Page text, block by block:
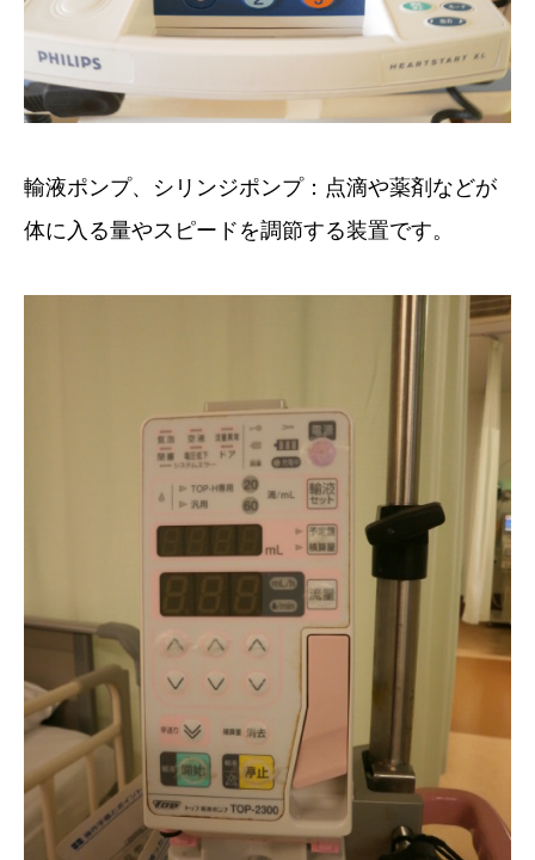
輸液ポンプ、シリンジポンプ：点滴や薬剤などが
体に入る量やスピードを調節する装置です。